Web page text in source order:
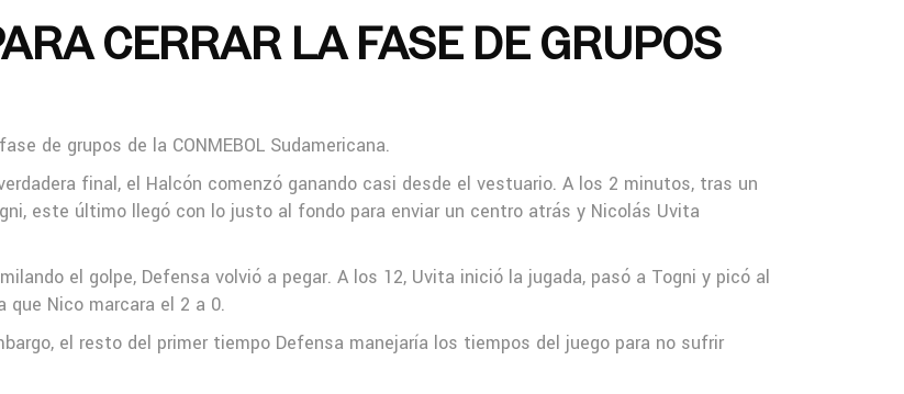
CERRAR LA FASE DE GRUPOS
de grupos de la CONMEBOL Sudamericana.
final, el Halcón comenzó ganando casi desde el vestuario. A los 2 minutos, tras un
este último llegó con lo justo al fondo para enviar un centro atrás y Nicolás Uvita
el golpe, Defensa volvió a pegar. A los 12, Uvita inició la jugada, pasó a Togni y picó al
que Nico marcara el 2 a 0.
el resto del primer tiempo Defensa manejaría los tiempos del juego para no sufrir